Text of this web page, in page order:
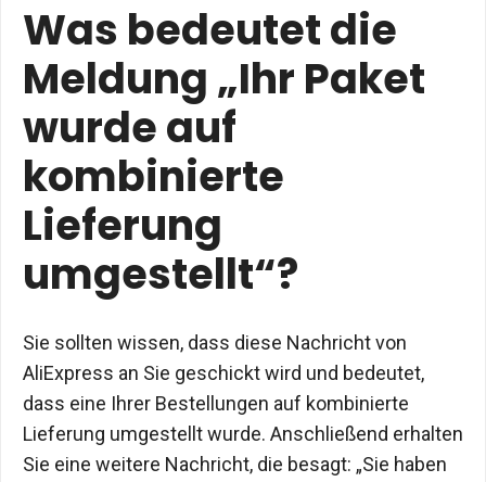
Was bedeutet die
Meldung „Ihr Paket
wurde auf
kombinierte
Lieferung
umgestellt“?
Sie sollten wissen, dass diese Nachricht von
AliExpress an Sie geschickt wird und bedeutet,
dass eine Ihrer Bestellungen auf kombinierte
Lieferung umgestellt wurde. Anschließend erhalten
Sie eine weitere Nachricht, die besagt: „Sie haben